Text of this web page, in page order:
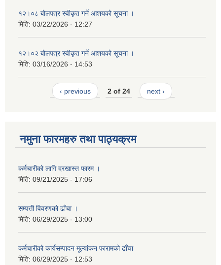
१२।०८ बोलपत्र स्वीकृत गर्ने आशयको सूचना ।
मिति: 03/22/2026 - 12:27
१२।०२ बोलपत्र स्वीकृत गर्ने आशयको सूचना ।
मिति: 03/16/2026 - 14:53
‹ previous 2 of 24 next ›
नमुना फारमहरु तथा पाठ्यक्रम
कर्मचारीको लागि दरखास्त फारम ।
मिति: 09/21/2025 - 17:06
सम्पत्ती विवरणको ढाँचा ।
मिति: 06/29/2025 - 13:00
कर्मचारीको कार्यसम्पादन मूल्यांकन फारामको ढाँचा
मिति: 06/29/2025 - 12:53